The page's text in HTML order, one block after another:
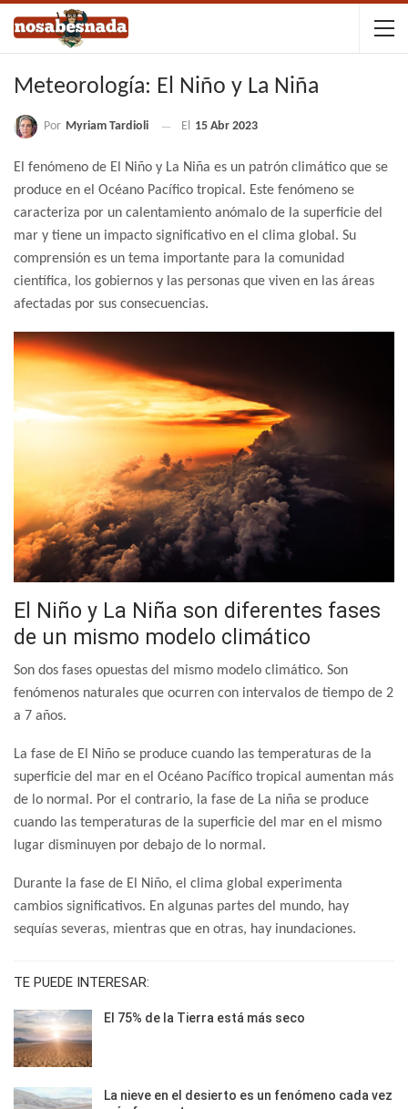
Meteorología: El Niño y La Niña
Por Myriam Tardioli El 15 Abr 2023
El fenómeno de El Niño y La Niña es un patrón climático que se
produce en el Océano Pacífico tropical. Este fenómeno se
caracteriza por un calentamiento anómalo de la superficie del
mar y tiene un impacto significativo en el clima global. Su
comprensión es un tema importante para la comunidad
científica, los gobiernos y las personas que viven en las áreas
afectadas por sus consecuencias.
El Niño y La Niña son diferentes fases
de un mismo modelo climático
Son dos fases opuestas del mismo modelo climático. Son
fenómenos naturales que ocurren con intervalos de tiempo de 2
a 7 años.
La fase de El Niño se produce cuando las temperaturas de la
superficie del mar en el Océano Pacífico tropical aumentan más
de lo normal. Por el contrario, la fase de La niña se produce
cuando las temperaturas de la superficie del mar en el mismo
lugar disminuyen por debajo de lo normal.
Durante la fase de El Niño, el clima global experimenta
cambios significativos. En algunas partes del mundo, hay
sequías severas, mientras que en otras, hay inundaciones.
TE PUEDE INTERESAR:
El 75% de la Tierra está más seco
La nieve en el desierto es un fenómeno cada vez